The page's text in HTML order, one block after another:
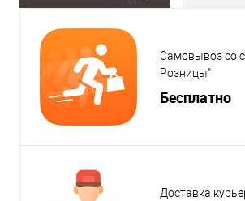
Самовывоз со
Розницы"
Бесплатно
Доставка